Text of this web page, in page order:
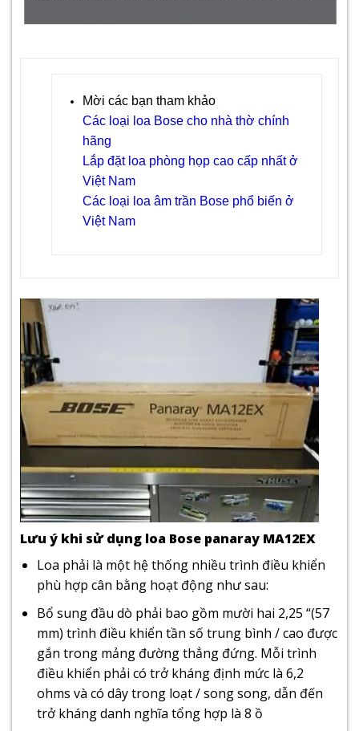
Mời các bạn tham khảo
Các loại loa Bose cho nhà thờ chính
hãng
Lắp đặt loa phòng họp cao cấp nhất ở
Việt Nam
Các loại loa âm trần Bose phổ biến ở
Việt Nam
Lưu ý khi sử dụng loa Bose panaray MA12EX
Loa phải là một hệ thống nhiều trình điều khiển
phù hợp cân bằng hoạt động như sau:
Bổ sung đầu dò phải bao gồm mười hai 2,25 “(57
mm) trình điều khiển tần số trung bình / cao được
gắn trong mảng đường thẳng đứng. Mỗi trình
điều khiển phải có trở kháng định mức là 6,2
ohms và có dây trong loạt / song song, dẫn đến
trở kháng danh nghĩa tổng hợp là 8 ồ